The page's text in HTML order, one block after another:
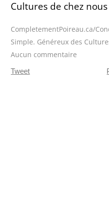
Cultures de chez nous
CompletementPoireau.ca/
Simple. Généreux des
Aucun commentaire
Tweet